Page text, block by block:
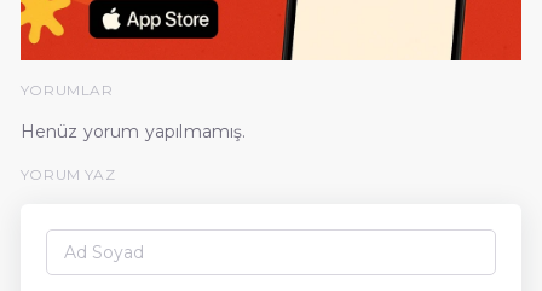
YORUMLAR
Henüz yorum yapılmamış.
YORUM YAZ